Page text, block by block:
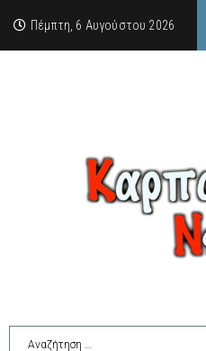
Πέμπτη, 6 Αυγούστου 2026